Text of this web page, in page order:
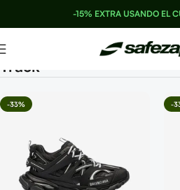
-15% EXTRA USANDO EL
Track
-33% -